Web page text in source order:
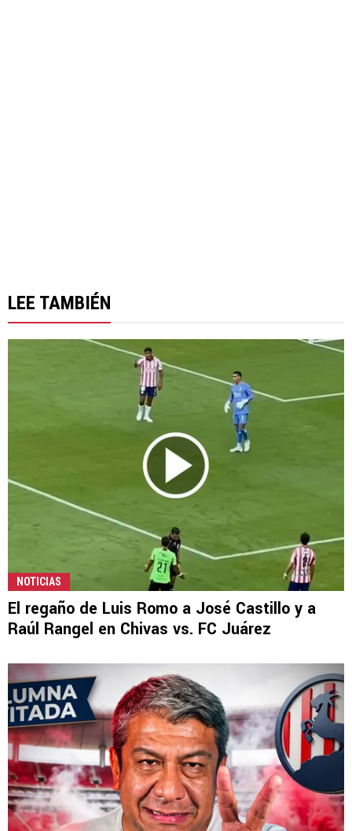
LEE TAMBIÉN
NOTICIAS
El regaño de Luis Romo a José Castillo y a
Raúl Rangel en Chivas vs. FC Juárez